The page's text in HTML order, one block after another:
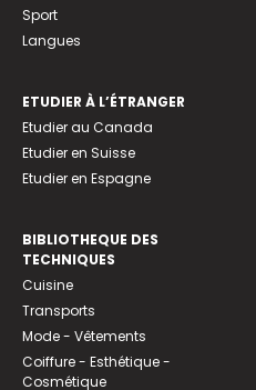
Sport
Langues
ETUDIER À L’ÉTRANGER
Etudier au Canada
Etudier en Suisse
Etudier en Espagne
BIBLIOTHEQUE DES
TECHNIQUES
Cuisine
Transports
Mode - Vêtements
Coiffure - Esthétique -
Cosmétique